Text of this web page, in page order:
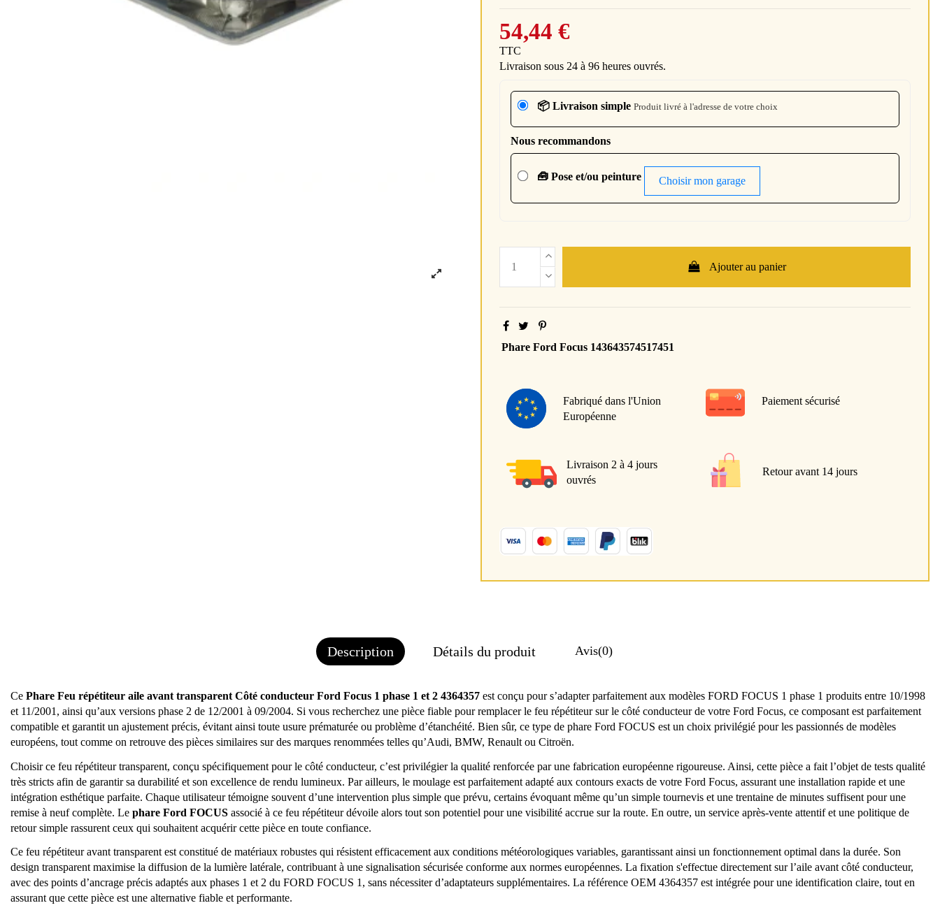
54,44 €
TTC
Livraison sous 24 à 96 heures ouvrés.
📦 Livraison simple Produit livré à l'adresse de votre choix
Nous recommandons
🧰 Pose et/ou peinture Choisir mon garage
Ajouter au panier
Phare Ford Focus 143643574517451
Fabriqué dans l'Union
Européenne
Paiement sécurisé
Livraison 2 à 4 jours
ouvrés
Retour avant 14 jours
Description Détails du produit Avis(0)
Ce Phare Feu répétiteur aile avant transparent Côté conducteur Ford Focus 1 phase 1 et 2 4364357 est conçu pour s’adapter parfaitement aux modèles FORD FOCUS 1 phase 1 produits entre 10/1998
et 11/2001, ainsi qu’aux versions phase 2 de 12/2001 à 09/2004. Si vous recherchez une pièce fiable pour remplacer le feu répétiteur sur le côté conducteur de votre Ford Focus, ce composant est parfaitement
compatible et garantit un ajustement précis, évitant ainsi toute usure prématurée ou problème d’étanchéité. Bien sûr, ce type de phare Ford FOCUS est un choix privilégié pour les passionnés de modèles
européens, tout comme on retrouve des pièces similaires sur des marques renommées telles qu’Audi, BMW, Renault ou Citroën.
Choisir ce feu répétiteur transparent, conçu spécifiquement pour le côté conducteur, c’est privilégier la qualité renforcée par une fabrication européenne rigoureuse. Ainsi, cette pièce a fait l’objet de tests qualité
très stricts afin de garantir sa durabilité et son excellence de rendu lumineux. Par ailleurs, le moulage est parfaitement adapté aux contours exacts de votre Ford Focus, assurant une installation rapide et une
intégration esthétique parfaite. Chaque utilisateur témoigne souvent d’une intervention plus simple que prévu, certains évoquant même qu’un simple tournevis et une trentaine de minutes suffisent pour une
remise à neuf complète. Le phare Ford FOCUS associé à ce feu répétiteur dévoile alors tout son potentiel pour une visibilité accrue sur la route. En outre, un service après-vente attentif et une politique de
retour simple rassurent ceux qui souhaitent acquérir cette pièce en toute confiance.
Ce feu répétiteur avant transparent est constitué de matériaux robustes qui résistent efficacement aux conditions météorologiques variables, garantissant ainsi un fonctionnement optimal dans la durée. Son
design transparent maximise la diffusion de la lumière latérale, contribuant à une signalisation sécurisée conforme aux normes européennes. La fixation s'effectue directement sur l’aile avant côté conducteur,
avec des points d’ancrage précis adaptés aux phases 1 et 2 du FORD FOCUS 1, sans nécessiter d’adaptateurs supplémentaires. La référence OEM 4364357 est intégrée pour une identification claire, tout en
assurant que cette pièce est une alternative fiable et performante.